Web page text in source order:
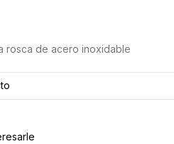
rosca de acero inoxidable